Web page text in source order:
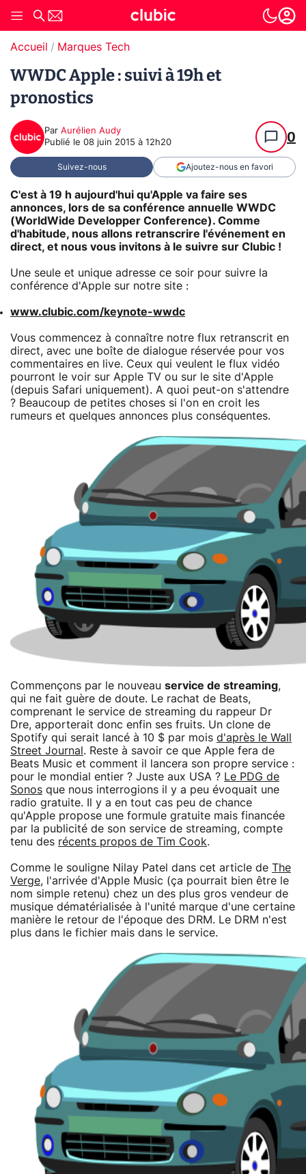
Accueil Marques Tech
WWDC Apple : suivi à 19h et
pronostics
Par Aurélien Audy
Publié le 08 juin 2015 à 12h20 0
Suivez-nous Ajoutez-nous en favori
C'est à 19 h aujourd'hui qu'Apple va faire ses
annonces, lors de sa conférence annuelle WWDC
(WorldWide Developper Conference). Comme
d'habitude, nous allons retranscrire l'événement en
direct, et nous vous invitons à le suivre sur Clubic !
Une seule et unique adresse ce soir pour suivre la
conférence d'Apple sur notre site :
www.clubic.com/keynote-wwdc
Vous commencez à connaître notre flux retranscrit en
direct, avec une boîte de dialogue réservée pour vos
commentaires en live. Ceux qui veulent le flux vidéo
pourront le voir sur Apple TV ou sur le site d'Apple
(depuis Safari uniquement). A quoi peut-on s'attendre
? Beaucoup de petites choses si l'on en croit les
rumeurs et quelques annonces plus conséquentes.
Commençons par le nouveau service de streaming,
qui ne fait guère de doute. Le rachat de Beats,
comprenant le service de streaming du rappeur Dr
Dre, apporterait donc enfin ses fruits. Un clone de
Spotify qui serait lancé à 10 $ par mois d'après le Wall
Street Journal . Reste à savoir ce que Apple fera de
Beats Music et comment il lancera son propre service :
pour le mondial entier ? Juste aux USA ? Le PDG de
Sonos que nous interrogions il y a peu évoquait une
radio gratuite. Il y a en tout cas peu de chance
qu'Apple propose une formule gratuite mais financée
par la publicité de son service de streaming, compte
tenu des récents propos de Tim Cook.
Comme le souligne Nilay Patel dans cet article de The
Verge, l'arrivée d'Apple Music (ça pourrait bien être le
nom simple retenu) chez un des plus gros vendeur de
musique dématérialisée à l'unité marque d'une certaine
manière le retour de l'époque des DRM. Le DRM n'est
plus dans le fichier mais dans le service.